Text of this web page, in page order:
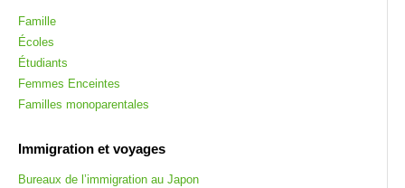
Famille
Écoles
Étudiants
Femmes Enceintes
Familles monoparentales
Immigration et voyages
Bureaux de l’immigration au Japon